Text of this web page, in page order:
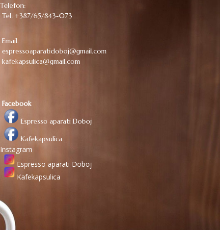
Telefon:
Tel: +387/65/843-073
Email:
espressoaparatidoboj@gmail.com
kafekapsulica@gmail.com
Facebook
Espresso aparati Doboj
Kafekapsulica
Instagram
Espresso aparati Doboj
Kafekapsulica